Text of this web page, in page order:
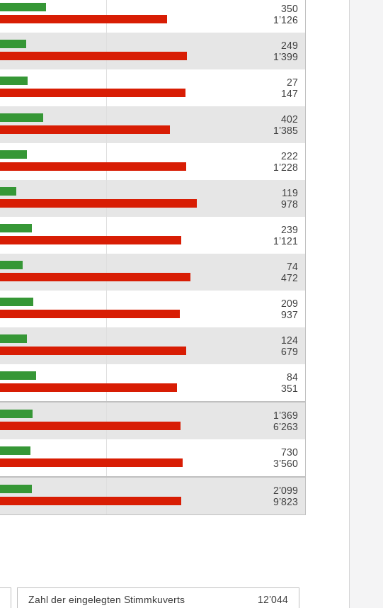
350
1’126
249
1’399
27
147
402
1’385
222
1’228
119
978
239
1’121
74
472
209
937
124
679
84
351
1’369
6’263
730
3’560
2’099
9’823
Zahl der eingelegten Stimmkuverts 12’044